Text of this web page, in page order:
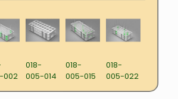
002
018-
005-014
018-
005-015
018-
005-022